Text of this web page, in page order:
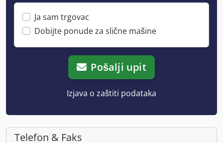
Ja sam trgovac
Dobijte ponude za slične mašine
Pošalji upit
Izjava o zaštiti podataka
Telefon & Faks